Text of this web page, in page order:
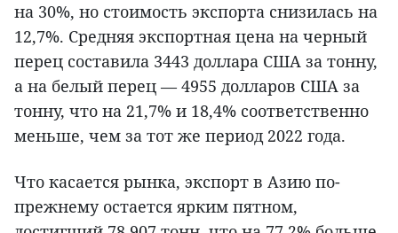
на 30%, но стоимость экспорта снизилась на
12,7%. Средняя экспортная цена на черный
перец составила 3443 доллара США за тонну,
а на белый перец — 4955 долларов США за
тонну, что на 21,7% и 18,4% соответственно
меньше, чем за тот же период 2022 года.
Что касается рынка, экспорт в Азию по-
прежнему остается ярким пятном,